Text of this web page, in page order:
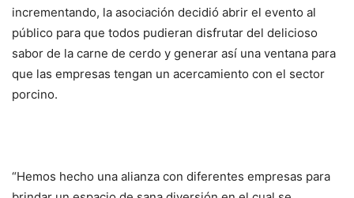
incrementando, la asociación decidió abrir el evento al
público para que todos pudieran disfrutar del delicioso
sabor de la carne de cerdo y generar así una ventana para
que las empresas tengan un acercamiento con el sector
porcino.
“Hemos hecho una alianza con diferentes empresas para